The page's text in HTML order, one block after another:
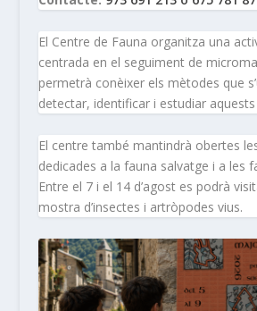
El Centre de Fauna organitza una
centrada en el seguiment de
permetrà conèixer els mètodes que
detectar, identificar i estudiar
El centre també mantindrà obertes
dedicades a la fauna salvatge i a les
Entre el 7 i el 14 d’agost es podrà
mostra d’insectes i artròpodes vius.